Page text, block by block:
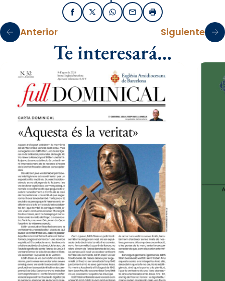
FacebookX / TwitterWhatsApp
EmailImprimir
Anterior Siguiente
Te interesará…